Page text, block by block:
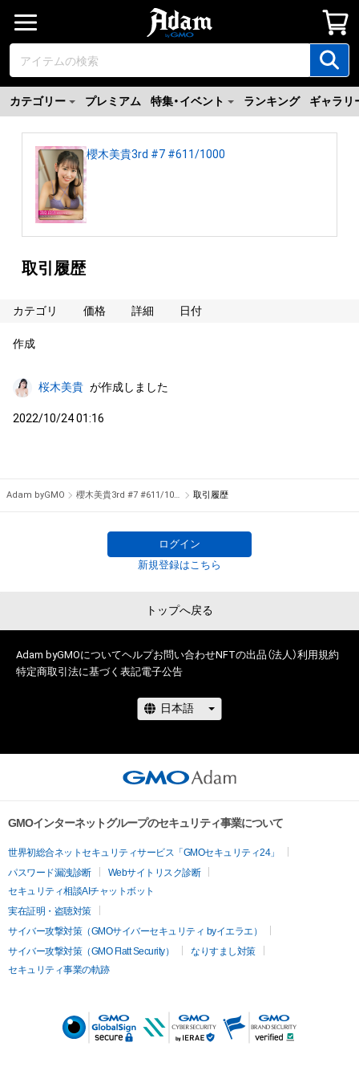
カテゴリー プレミアム 特集・イベント ランキング ギャラリ
櫻木美貴3rd #7 #611/1000
取引履歴
カテゴリ 価格 詳細 日付
作成
桜木美貴 が作成しました
2022/10/24 01:16
Adam byGMO 櫻木美貴3rd #7 #611/1000 取引履歴
ログイン
新規登録はこちら
トップへ戻る
Adam byGMOについてヘルプお問い合わせNFTの出品（法人）利用規約
特定商取引法に基づく表記電子公告
GMOインターネットグループのセキュリティ事業について
世界初総合ネットセキュリティサービス「GMOセキュリティ24」
パスワード漏洩診断
Webサイトリスク診断
セキュリティ相談AIチャットボット
実在証明・盗聴対策
サイバー攻撃対策（GMOサイバーセキュリティ byイエラエ）
サイバー攻撃対策（GMO Flatt Security）
なりすまし対策
セキュリティ事業の軌跡